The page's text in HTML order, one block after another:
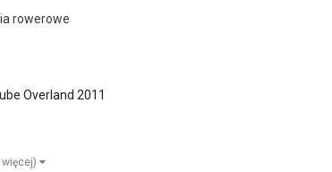
rowerowe
Overland 2011
więcej)